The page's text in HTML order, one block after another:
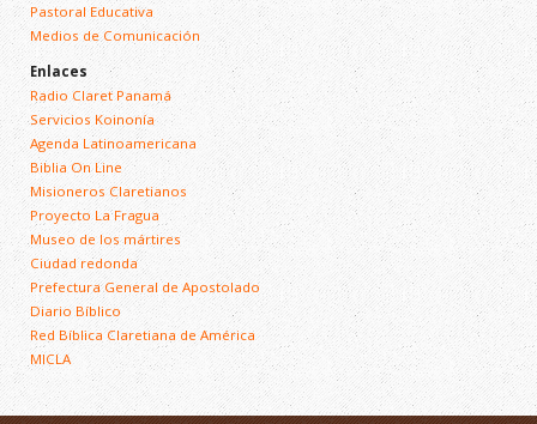
Pastoral Educativa
Medios de Comunicación
Enlaces
Radio Claret Panamá
Servicios Koinonía
Agenda Latinoamericana
Biblia On Line
Misioneros Claretianos
Proyecto La Fragua
Museo de los mártires
Ciudad redonda
Prefectura General de Apostolado
Diario Bíblico
Red Bíblica Claretiana de América
MICLA